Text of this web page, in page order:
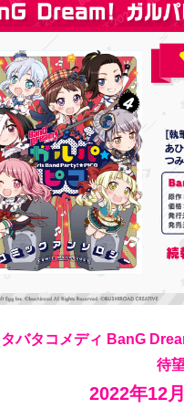
バタコメディ BanG
待
2022年12